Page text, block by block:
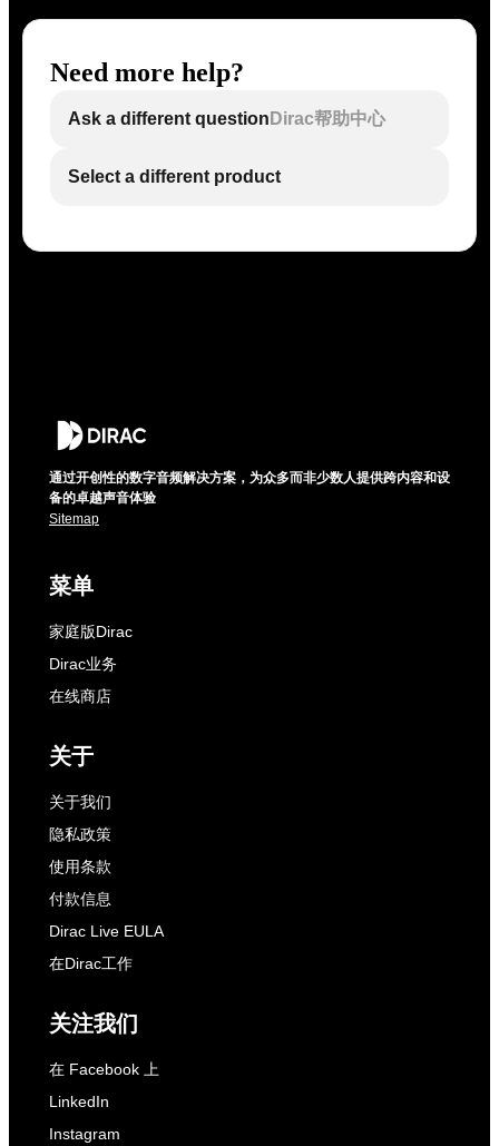
Need more help?
Ask a different question Dirac帮助中心
Select a different product
通过开创性的数字音频解决方案，为众多而非少数人提供跨内容和设
备的卓越声音体验
Sitemap
菜单
家庭版Dirac
Dirac业务
在线商店
关于
关于我们
隐私政策
使用条款
付款信息
Dirac Live EULA
在Dirac工作
关注我们
在 Facebook 上
LinkedIn
Instagram